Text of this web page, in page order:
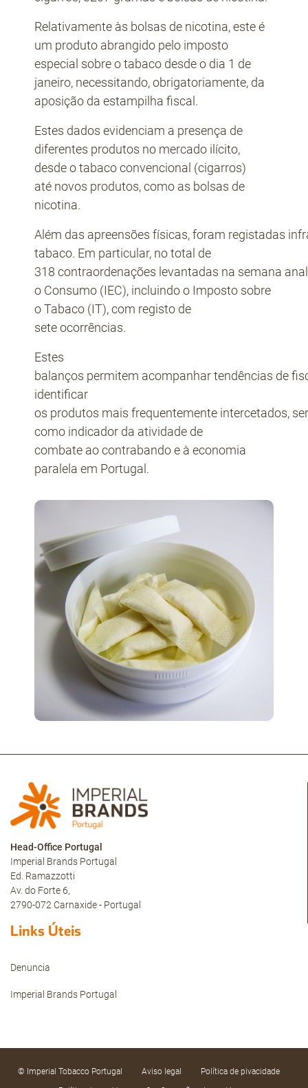
Relativamente às bolsas de nicotina, este é
um produto abrangido pelo imposto
especial sobre o tabaco desde o dia 1 de
janeiro, necessitando, obrigatoriamente, da
aposição da estampilha fiscal.
Estes dados evidenciam a presença de
diferentes produtos no mercado ilícito,
desde o tabaco convencional (cigarros)
até novos produtos, como as bolsas de
nicotina.
Além das apreensões físicas, foram registadas
tabaco. Em particular, no total de
318 contraordenações levantadas na semana
o Consumo (IEC), incluindo o Imposto sobre
o Tabaco (IT), com registo de
sete ocorrências.
Estes
balanços permitem acompanhar tendências de
identificar
os produtos mais frequentemente intercetados,
como indicador da atividade de
combate ao contrabando e à economia
paralela em Portugal.
Head-Office Portugal
Imperial Brands Portugal
Ed. Ramazzotti
Av. do Forte 6,
2790-072 Carnaxide - Portugal
Links Úteis
Denuncia
Imperial Brands Portugal
© Imperial Tobacco Portugal Aviso legal
Política de pivacidade